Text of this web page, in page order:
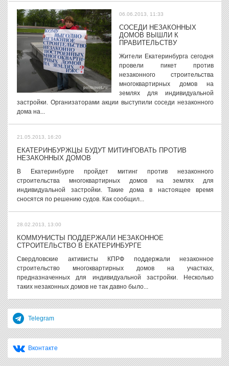
06.06.2013, 11:33
СОСЕДИ НЕЗАКОННЫХ
ДОМОВ ВЫШЛИ К
ПРАВИТЕЛЬСТВУ
Жители Екатеринбурга сегодня
провели пикет против
незаконного строительства
многоквартирных домов на
землях для индивидуальной
застройки. Организаторами акции выступили соседи незаконного
дома на...
21.05.2013, 16:20
ЕКАТЕРИНБУРЖЦЫ БУДУТ МИТИНГОВАТЬ ПРОТИВ
НЕЗАКОННЫХ ДОМОВ
В Екатеринбурге пройдет митинг против незаконного
строительства многоквартирных домов на землях для
индивидуальной застройки. Такие дома в настоящее время
сносятся по решению судов. Как сообщил...
28.02.2013, 13:00
КОММУНИСТЫ ПОДДЕРЖАЛИ НЕЗАКОННОЕ
СТРОИТЕЛЬСТВО В ЕКАТЕРИНБУРГЕ
Свердловские активисты КПРФ поддержали незаконное
строительство многоквартирных домов на участках,
предназначенных для индивидуальной застройки. Несколько
таких незаконных домов не так давно было...
Telegram
Вконтакте